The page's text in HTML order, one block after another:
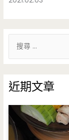
鍵
字
:
近期文章